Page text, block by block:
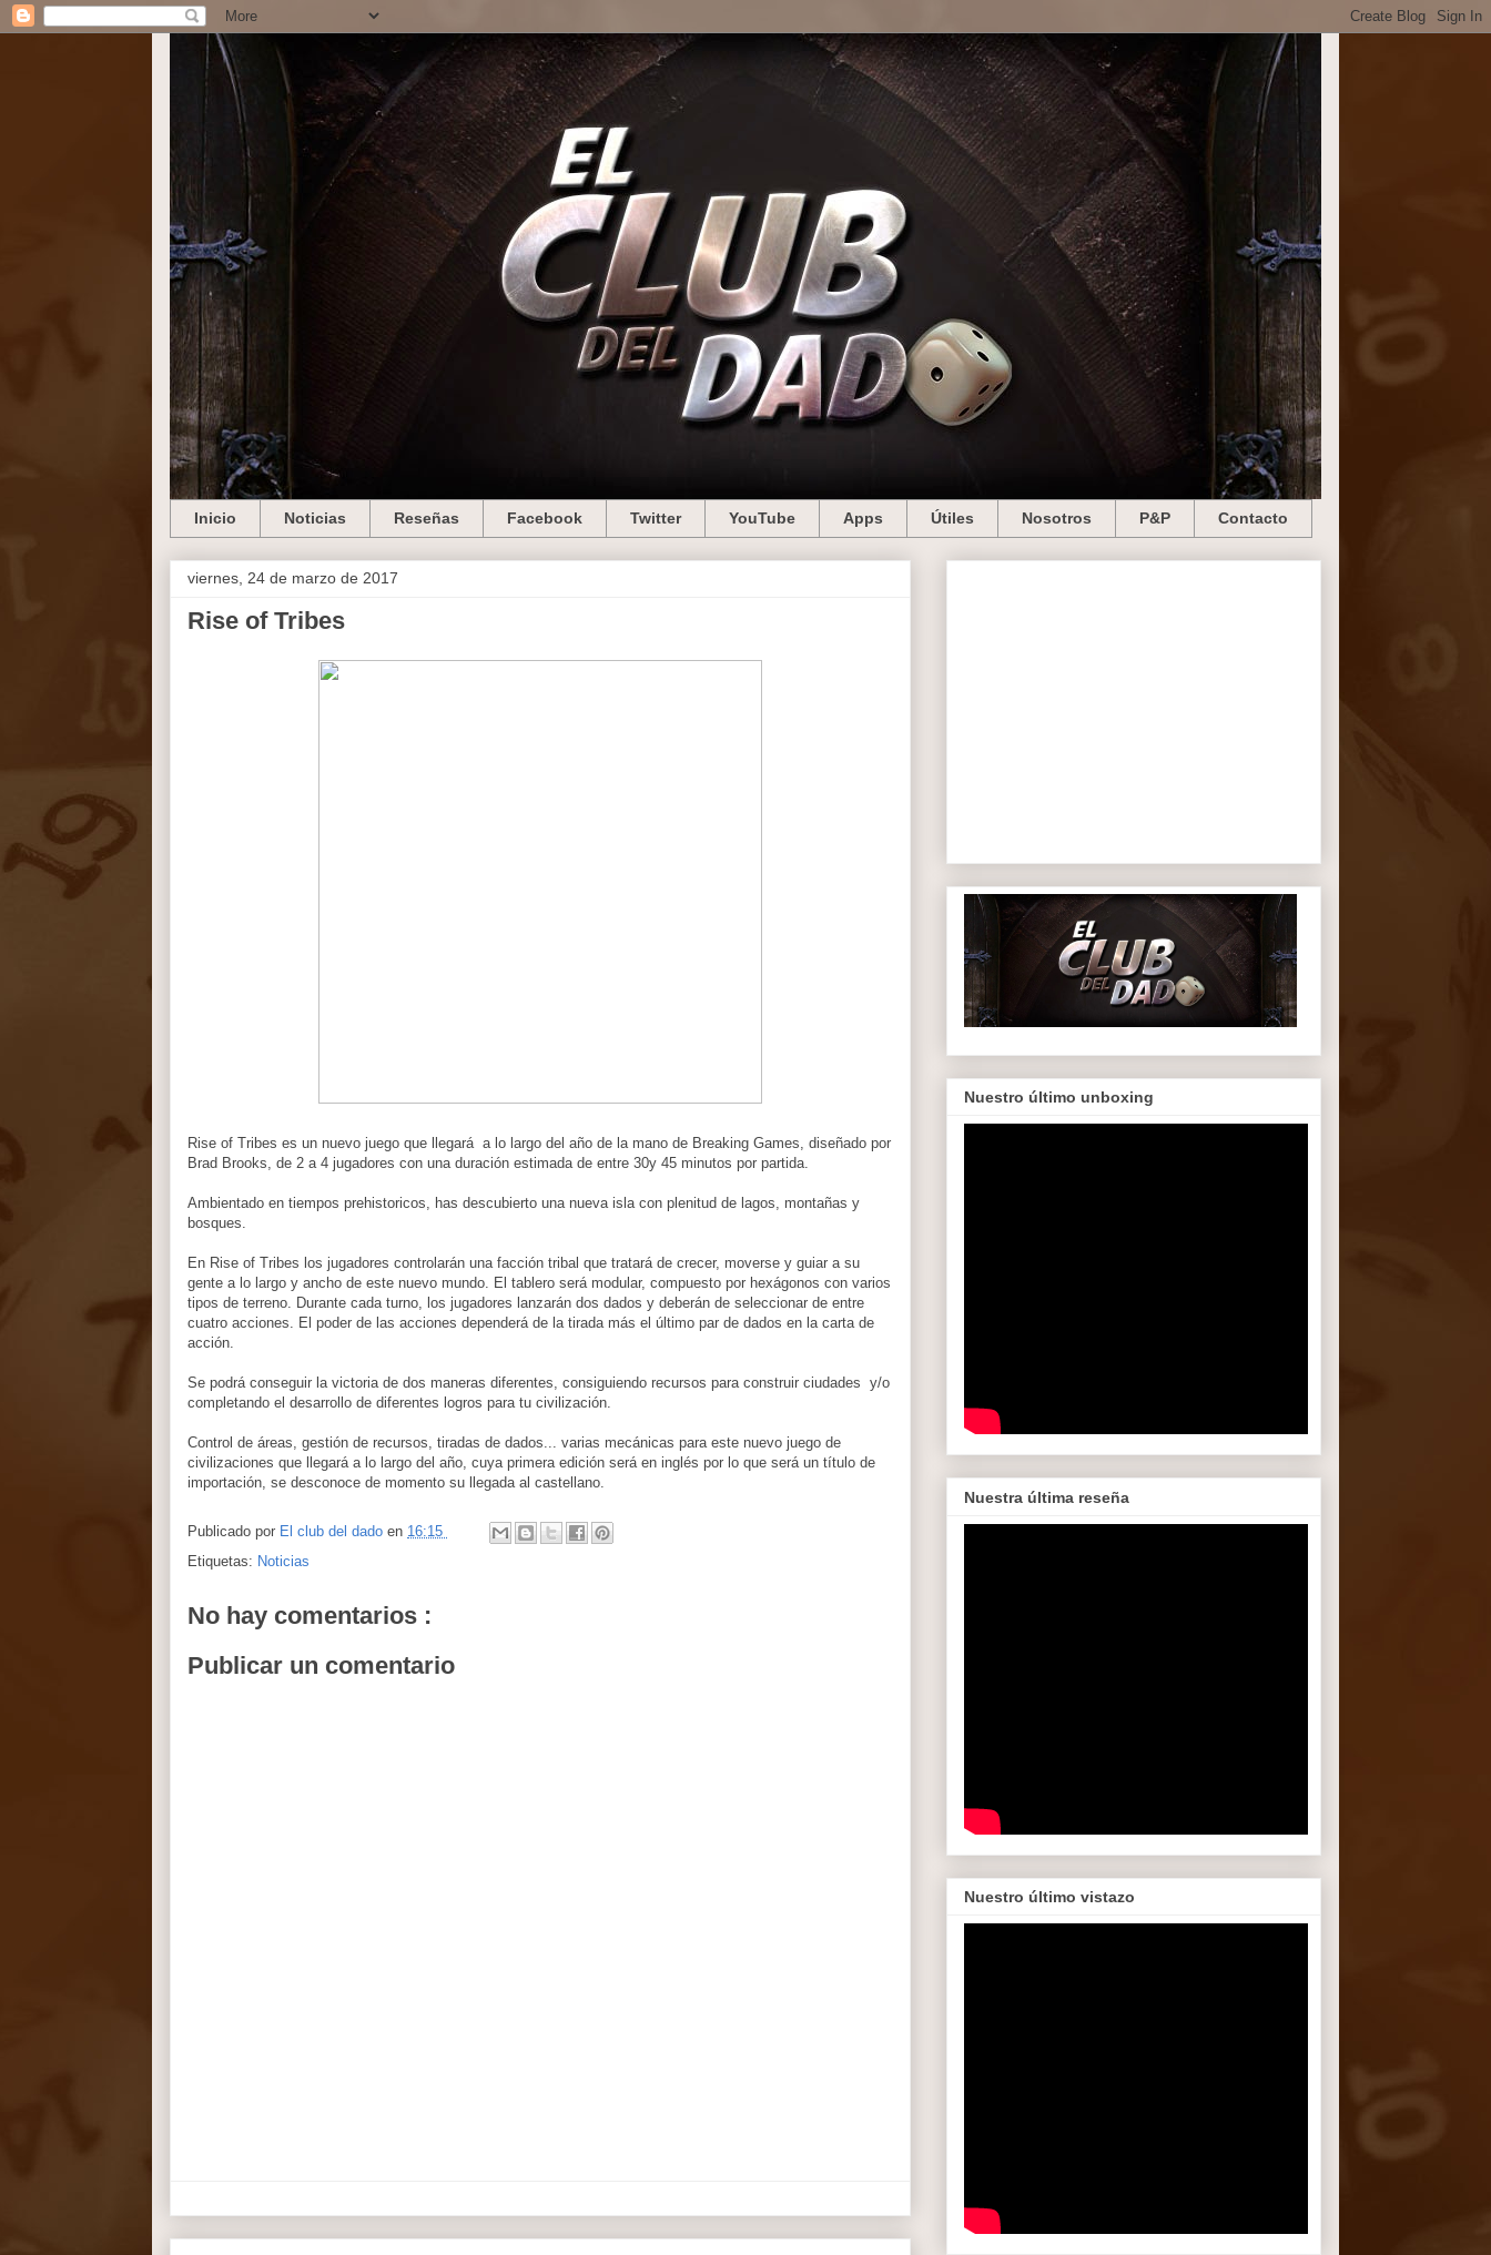
Inicio Noticias Reseñas Facebook Twitter YouTube Apps Útiles Nosotros P&P Contacto
viernes, 24 de marzo de 2017
Rise of Tribes
Rise of Tribes es un nuevo juego que llegará a lo largo del año de la mano de Breaking Games, diseñado por
Brad Brooks, de 2 a 4 jugadores con una duración estimada de entre 30y 45 minutos por partida.
Ambientado en tiempos prehistoricos, has descubierto una nueva isla con plenitud de lagos, montañas y
bosques.
En Rise of Tribes los jugadores controlarán una facción tribal que tratará de crecer, moverse y guiar a su
gente a lo largo y ancho de este nuevo mundo. El tablero será modular, compuesto por hexágonos con varios
tipos de terreno. Durante cada turno, los jugadores lanzarán dos dados y deberán de seleccionar de entre
cuatro acciones. El poder de las acciones dependerá de la tirada más el último par de dados en la carta de
acción.
Se podrá conseguir la victoria de dos maneras diferentes, consiguiendo recursos para construir ciudades y/o
completando el desarrollo de diferentes logros para tu civilización.
Control de áreas, gestión de recursos, tiradas de dados... varias mecánicas para este nuevo juego de
civilizaciones que llegará a lo largo del año, cuya primera edición será en inglés por lo que será un título de
importación, se desconoce de momento su llegada al castellano.
Publicado por El club del dado en 16:15
Etiquetas: Noticias
No hay comentarios :
Publicar un comentario
Nuestro último unboxing
Nuestra última reseña
Nuestro último vistazo